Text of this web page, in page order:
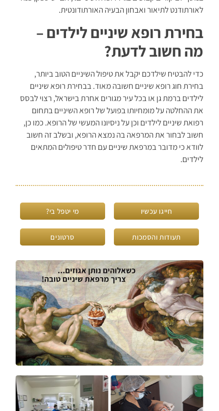
לאורתודנט לתיאור ואבחון הבעיה האורתודונטית.
בחירת רופא שיניים לילדים –
מה חשוב לדעת?
כדי להבטיח שילדכם יקבל את טיפול השיניים הטוב ביותר,
בחירת חוג רופא שיניים חשובה מאוד. בבחירת רופא שיניים
לילדים ברמת גן או בכל עיר מגורים אחרת בישראל, רצוי לבסס
את ההחלטה על מומחיותו בפועל של רופא השיניים בתחום
רפואת שיניים לילדים וכן על ניסיונו המעשי של הרופא. כמו כן,
חשוב לבחור את המרפאה בה נמצא הרופא, ובשלב זה חשוב
לוודא כי מדובר במרפאת שיניים עם חדר טיפולים המתאים
לילדים.
חייגו עכשיו מי יטפל בי?
תעודות והסמכות סרטונים